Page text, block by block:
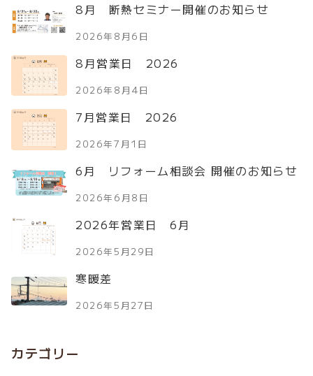
8月 断熱セミナー開催のお知らせ
2026年8月6日
8月営業日 2026
2026年8月4日
7月営業日 2026
2026年7月1日
6月 リフォーム相談会 開催のお知らせ
2026年6月8日
2026年営業日 6月
2026年5月29日
寒暖差
2026年5月27日
カテゴリー